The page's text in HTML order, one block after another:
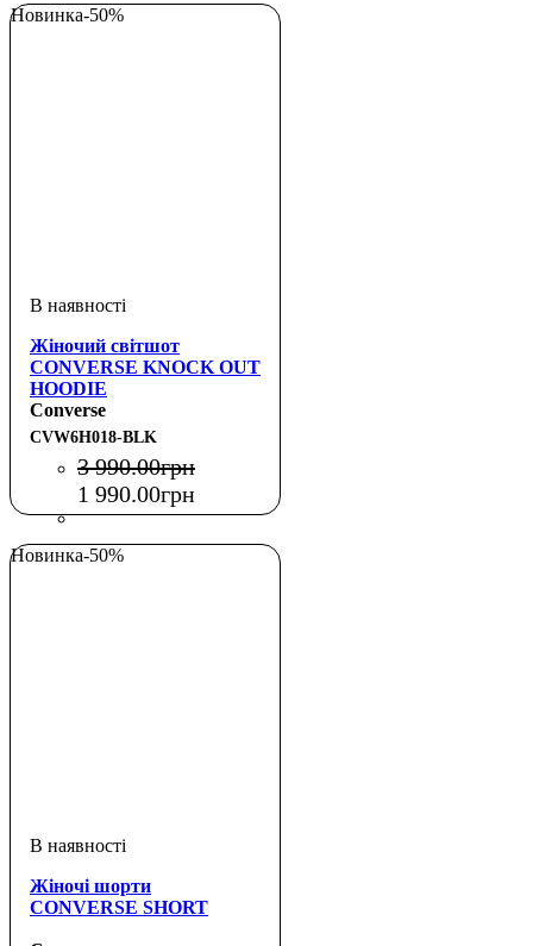
Новинка-50%
Жіночий світшот
CONVERSE KNOCK OUT
HOODIE
Converse
CVW6H018-BLK
3 990.00грн
1 990.00грн
Новинка-50%
Жіночі шорти
CONVERSE SHORT